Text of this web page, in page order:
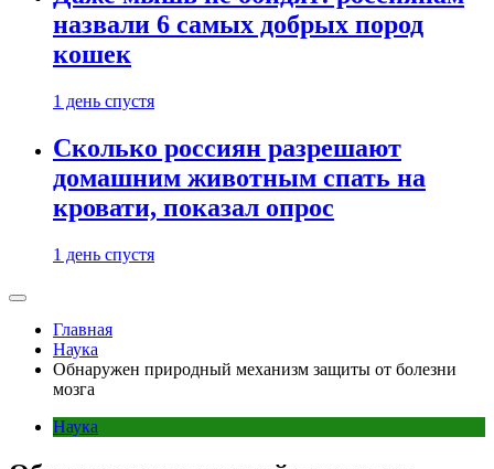
назвали 6 самых добрых пород
кошек
1 день спустя
Сколько россиян разрешают
домашним животным спать на
кровати, показал опрос
1 день спустя
Главная
Наука
Обнаружен природный механизм защиты от болезни
мозга
Наука